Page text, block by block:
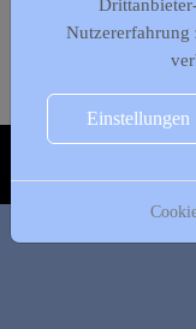
Vorheriger Tag
Montag, 06. Mai 2024
Es wurden keine Events
Copyright © 2020-2026
Nutzererfahrung
Einstellungen